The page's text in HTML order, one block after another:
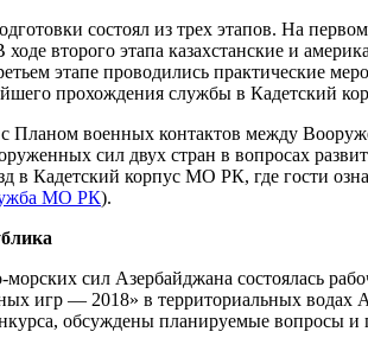
состоял из трех этапов. На
второго этапа казахстанские и
этапе проводились практические
прохождения службы в Кадетский
с Планом военных контактов между
сил двух стран в вопросах
в Кадетский корпус МО РК, где гости
МО РК).
сил Азербайджана состоялась
игр — 2018» в территориальных водах
обсуждены планируемые вопросы и